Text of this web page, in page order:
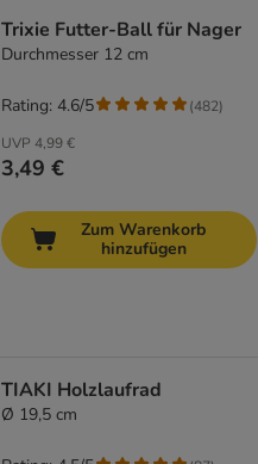
Trixie Futter-Ball für Nager
Durchmesser 12 cm
UVP 4,99 €
3,49 €
Rating: 4.6/5 (482)
Zum Warenkorb
hinzufügen
TIAKI Holzlaufrad
Ø 19,5 cm